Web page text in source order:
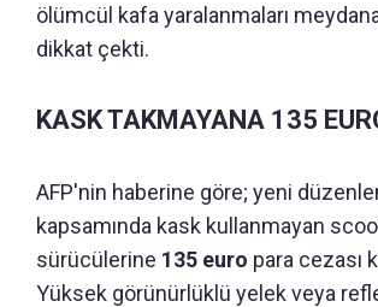
ölümcül kafa yaralanmaları
dikkat çekti.
KASK TAKMAYANA 135
AFP'nin haberine göre; yeni
kapsamında kask kullanmayan
sürücülerine 135 euro para cezası
Yüksek görünürlüklü yelek veya